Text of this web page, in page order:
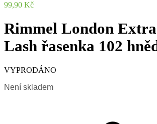
99,90 Kč
Rimmel London
Lash řasenka 102
VYPRODÁNO
Není skladem